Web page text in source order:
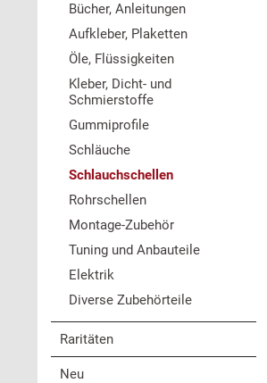
Bücher, Anleitungen
Aufkleber, Plaketten
Öle, Flüssigkeiten
Kleber, Dicht- und
Schmierstoffe
Gummiprofile
Schläuche
Schlauchschellen
Rohrschellen
Montage-Zubehör
Tuning und Anbauteile
Elektrik
Diverse Zubehörteile
Raritäten
Neu